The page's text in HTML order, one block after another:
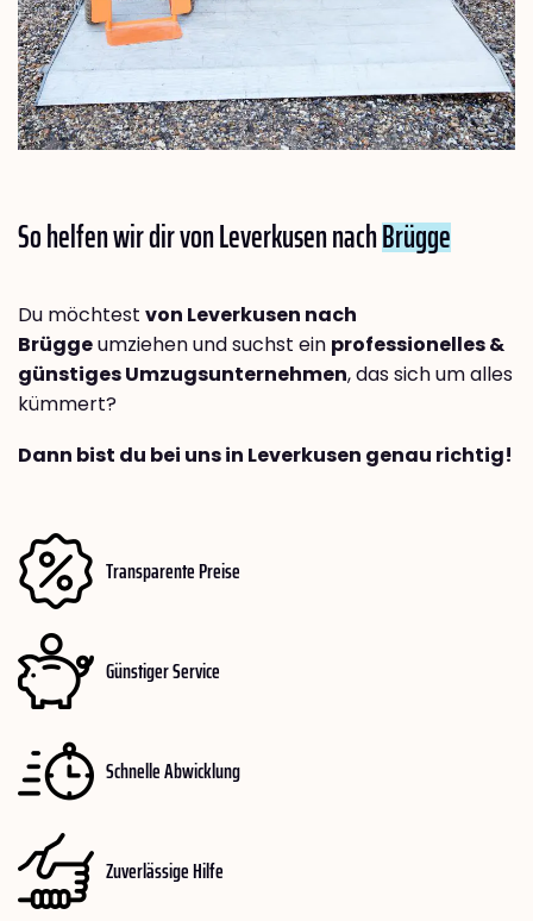
So helfen wir dir von Leverkusen nachBrügge
Du möchtest von Leverkusen nach
Brüggeumziehen und suchst ein professionelles &
günstiges Umzugsunternehmen, das sich um alles
kümmert?
Dann bist du bei uns in Leverkusen genau richtig!
Transparente Preise
Günstiger Service
Schnelle Abwicklung
Zuverlässige Hilfe